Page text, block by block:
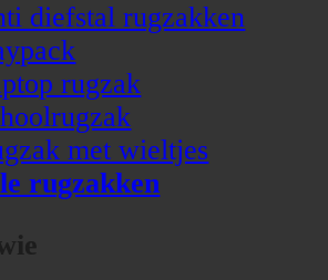
diefstal rugzakken
rugzak
met wieltjes
rugzakken